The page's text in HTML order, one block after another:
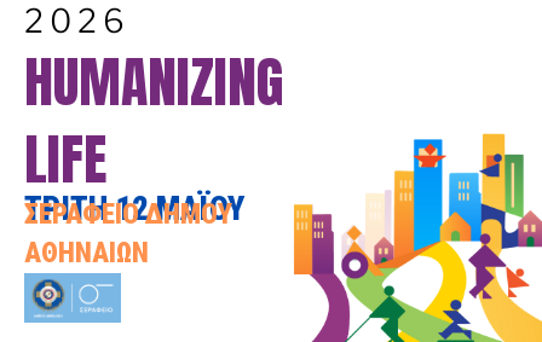
2026
HUMANIZING
LIFE
ΤΡΙΤΗ 12 ΜΑΪΟΥ
ΣΕΡΑΦΕΙΟ ΔΗΜΟΥ
ΑΘΗΝΑΙΩΝ